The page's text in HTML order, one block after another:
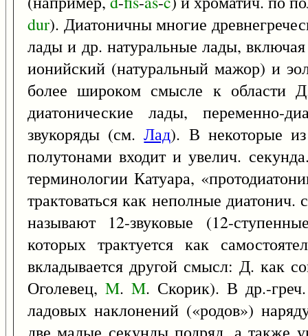
dur). Диатоничны многие
лады и др. натуральные лады,
ионийский (натуральный мажор) и
более широком смысле к области
диатонические лады, переменно-
звукоряды (см.Лад). В некоторые
полутонами входит и увелич.
терминологии Катуара,
трактоваться как неполные
называют 12-звуковые (12-
которых трактуется как
вкладывается другой смысл: Д. как
Оголевец,M.M. Скорик). В др.-
ладовых наклонений («родов»)